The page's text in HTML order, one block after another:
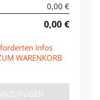
0,00 €
0,00 €
Infos
WARENKORB